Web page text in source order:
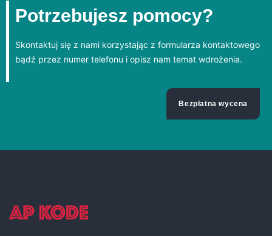
Potrzebujesz pomocy?
Skontaktuj się z nami korzystając z formularza kontaktowego
bądź przez numer telefonu i opisz nam temat wdrożenia.
Bezpłatna wycena